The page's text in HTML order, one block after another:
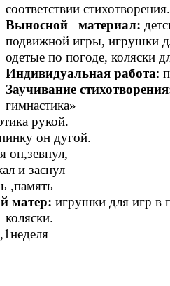
соответствии стихотворения.
Выносной материал:
подвижной игры, игрушки
одетые по погоде, коляски
Индивидуальная работа:
Заучивание
гимнастика»
рукой.
он дугой.
он,зевнул,
и заснул
,память
матер: игрушки для игр в
коляски.